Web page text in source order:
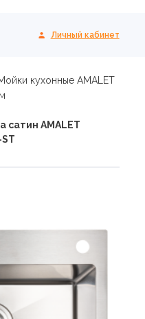
Личный кабинет
кухонные AMALET
сатин AMALET